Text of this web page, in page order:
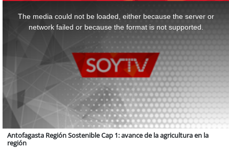
The media could not be loaded, either because the server or
network failed or because the format is not supported.
Antofagasta Región Sostenible Cap 1: avance de la agricultura en la
región